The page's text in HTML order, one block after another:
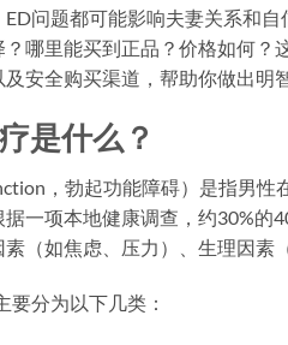
问题都可能影响夫妻关系和
哪里能买到正品？价格如何
安全购买渠道，帮助你做出明
是什么？
，勃起功能障碍）是指男
一项本地健康调查，约30%的
（如焦虑、压力）、生理因素
要分为以下几类：